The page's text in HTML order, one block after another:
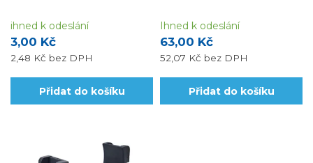
3,00 Kč
2,48 Kč bez DPH
ihned k odeslání
Přidat do košíku
63,00 Kč
52,07 Kč bez DPH
Ihned k odeslání
Přidat do košíku